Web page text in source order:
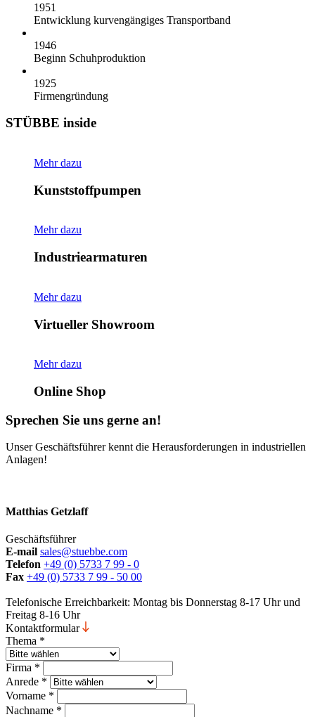
1951
Entwicklung kurvengängiges Transportband
1946
Beginn Schuhproduktion
1925
Firmengründung
STÜBBE inside
Mehr dazu
Kunststoffpumpen
Mehr dazu
Industriearmaturen
Mehr dazu
Virtueller Showroom
Mehr dazu
Online Shop
Sprechen Sie uns gerne an!
Unser Geschäftsführer kennt die Herausforderungen in industriellen
Anlagen!
Matthias Getzlaff
Geschäftsführer
E-mail sales@stuebbe.com
Telefon +49 (0) 5733 7 99 - 0
Fax +49 (0) 5733 7 99 - 50 00
Telefonische Erreichbarkeit: Montag bis Donnerstag 8-17 Uhr und
Freitag 8-16 Uhr
Kontaktformular
Thema *
Firma *
Anrede *
Vorname *
Nachname *